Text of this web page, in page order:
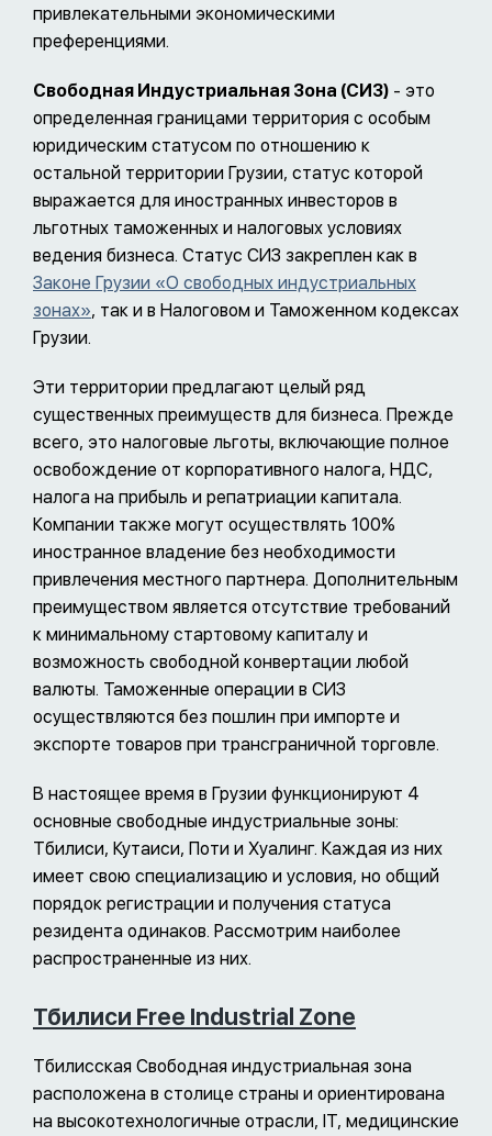
привлекательными экономическими
преференциями.
Свободная Индустриальная Зона (СИЗ) - это
определенная границами территория с особым
юридическим статусом по отношению к
остальной территории Грузии, статус которой
выражается для иностранных инвесторов в
льготных таможенных и налоговых условиях
ведения бизнеса. Статус СИЗ закреплен как в
Законе Грузии «О свободных индустриальных
зонах», так и в Налоговом и Таможенном кодексах
Грузии.
Эти территории предлагают целый ряд
существенных преимуществ для бизнеса. Прежде
всего, это налоговые льготы, включающие полное
освобождение от корпоративного налога, НДС,
налога на прибыль и репатриации капитала.
Компании также могут осуществлять 100%
иностранное владение без необходимости
привлечения местного партнера. Дополнительным
преимуществом является отсутствие требований
к минимальному стартовому капиталу и
возможность свободной конвертации любой
валюты. Таможенные операции в СИЗ
осуществляются без пошлин при импорте и
экспорте товаров при трансграничной торговле.
В настоящее время в Грузии функционируют 4
основные свободные индустриальные зоны:
Тбилиси, Кутаиси, Поти и Хуалинг. Каждая из них
имеет свою специализацию и условия, но общий
порядок регистрации и получения статуса
резидента одинаков. Рассмотрим наиболее
распространенные из них.
Тбилиси Free Industrial Zone
Тбилисская Свободная индустриальная зона
расположена в столице страны и ориентирована
на высокотехнологичные отрасли, IT, медицинские